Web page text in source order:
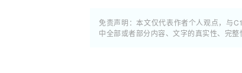
免责声明：本文仅代表作者个人观点，与
中全部或者部分内容、文字的真实性、完